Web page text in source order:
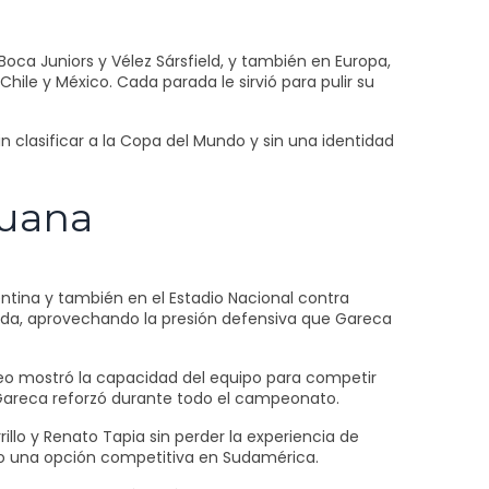
Juniors y Vélez Sársfield, y también en Europa,
y México. Cada parada le sirvió para pulir su
clasificar a la Copa del Mundo y sin una identidad
y también en el Estadio Nacional contra
aprovechando la presión defensiva que Gareca
mostró la capacidad del equipo para competir
reforzó durante todo el campeonato.
y Renato Tapia sin perder la experiencia de
una opción competitiva en Sudamérica.